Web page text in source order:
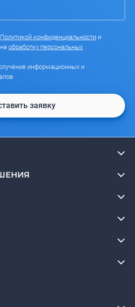
Политикой конфиденциальности и
обработку персональных
информационных и
заявку